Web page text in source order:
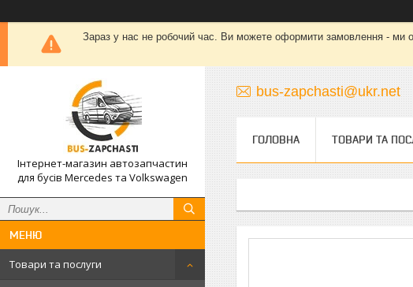
Зараз у нас не робочий час. Ви можете оформити замовлення - ми
Інтернет-магазин автозапчастин
для бусів Mercedes та Volkswagen
Товари та послуги
bus-zapchasti@ukr.net
ГОЛОВНА ТОВАРИ ТА